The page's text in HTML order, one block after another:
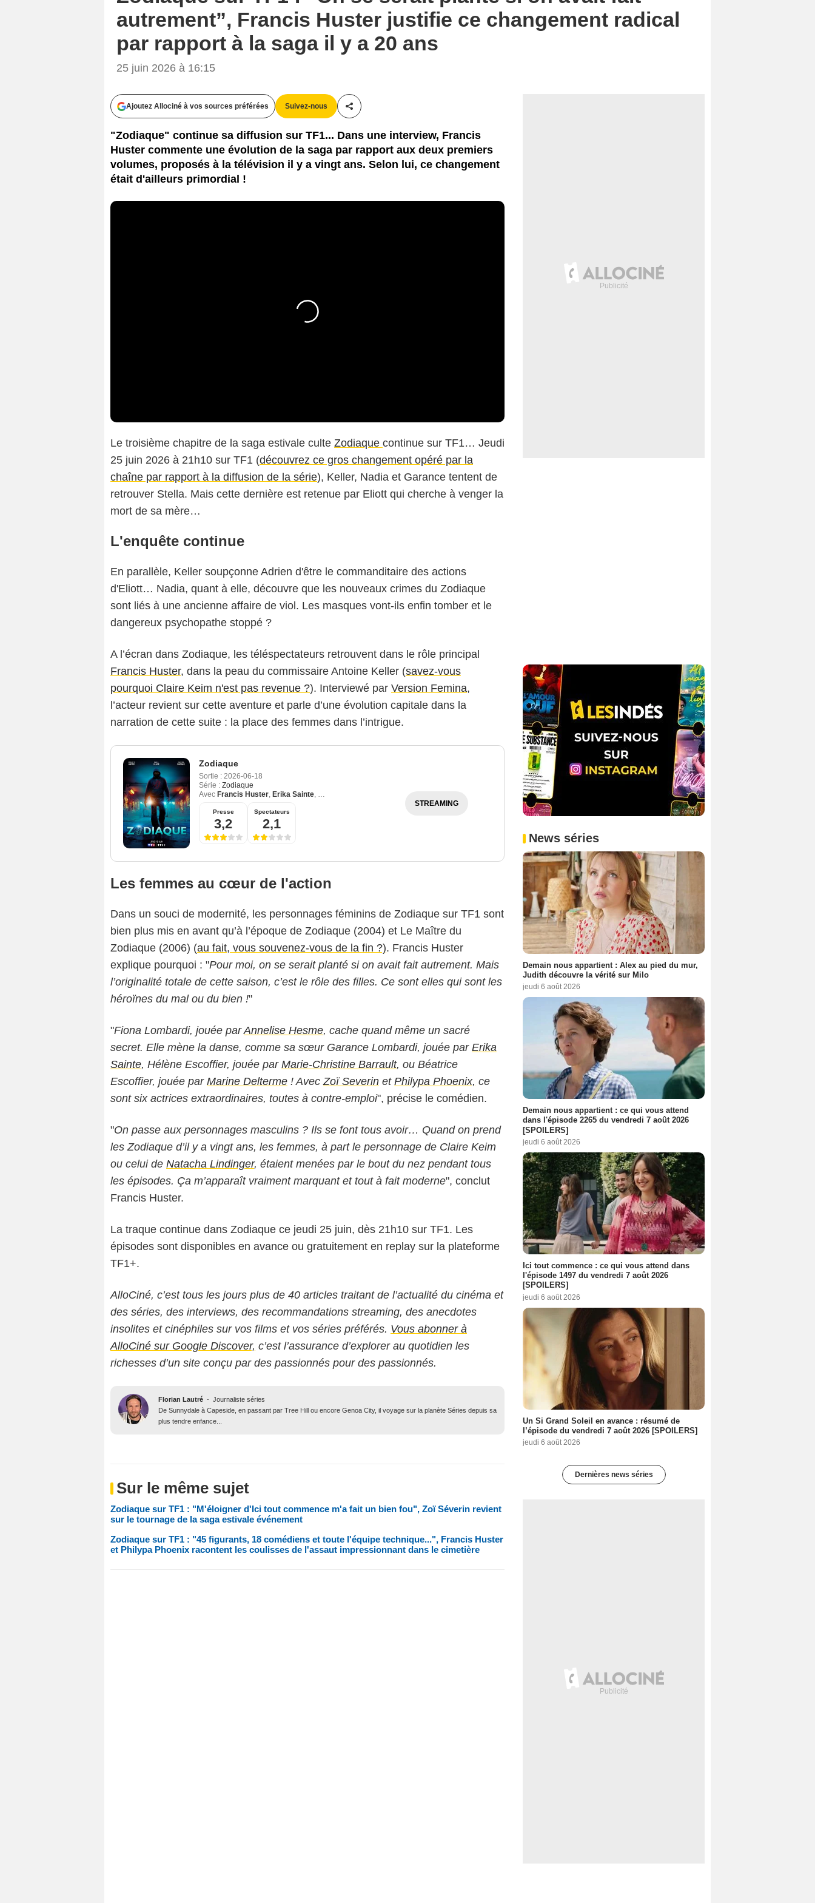
autrement”, Francis Huster justifie ce changement radical
par rapport à la saga il y a 20 ans
25 juin 2026 à 16:15
Ajoutez Allociné à vos sources préférées Suivez-nous
Partager cet article
"Zodiaque" continue sa diffusion sur TF1... Dans une interview, Francis
Huster commente une évolution de la saga par rapport aux deux premiers
volumes, proposés à la télévision il y a vingt ans. Selon lui, ce changement
était d'ailleurs primordial !
Le troisième chapitre de la saga estivale culte Zodiaque continue sur TF1… Jeudi
25 juin 2026 à 21h10 sur TF1 (découvrez ce gros changement opéré par la
chaîne par rapport à la diffusion de la série), Keller, Nadia et Garance tentent de
retrouver Stella. Mais cette dernière est retenue par Eliott qui cherche à venger la
mort de sa mère…
L'enquête continue
En parallèle, Keller soupçonne Adrien d'être le commanditaire des actions
d'Eliott… Nadia, quant à elle, découvre que les nouveaux crimes du Zodiaque
sont liés à une ancienne affaire de viol. Les masques vont-ils enfin tomber et le
dangereux psychopathe stoppé ?
A l’écran dans Zodiaque, les téléspectateurs retrouvent dans le rôle principal
Francis Huster, dans la peau du commissaire Antoine Keller (savez-vous
pourquoi Claire Keim n'est pas revenue ?). Interviewé par Version Femina,
l’acteur revient sur cette aventure et parle d’une évolution capitale dans la
narration de cette suite : la place des femmes dans l’intrigue.
Zodiaque
Sortie : 2026-06-18
Série : Zodiaque
Avec Francis Huster, Erika Sainte, Philypa Phoenix
Presse
3,2
Spectateurs
2,1
STREAMING
Les femmes au cœur de l'action
Dans un souci de modernité, les personnages féminins de Zodiaque sur TF1 sont
bien plus mis en avant qu’à l’époque de Zodiaque (2004) et Le Maître du
Zodiaque (2006) (au fait, vous souvenez-vous de la fin ?). Francis Huster
explique pourquoi : "Pour moi, on se serait planté si on avait fait autrement. Mais
l’originalité totale de cette saison, c’est le rôle des filles. Ce sont elles qui sont les
héroïnes du mal ou du bien !"
"Fiona Lombardi, jouée parAnnelise Hesme, cache quand même un sacré
secret. Elle mène la danse, comme sa sœur Garance Lombardi, jouée par Erika
Sainte, Hélène Escoffier, jouée par Marie-Christine Barrault, ou Béatrice
Escoffier, jouée par Marine Delterme ! AvecZoï Severin et Philypa Phoenix, ce
sont six actrices extraordinaires, toutes à contre-emploi", précise le comédien.
"On passe aux personnages masculins ? Ils se font tous avoir… Quand on prend
les Zodiaque d’il y a vingt ans, les femmes, à part le personnage de Claire Keim
ou celui de Natacha Lindinger, étaient menées par le bout du nez pendant tous
les épisodes. Ça m’apparaît vraiment marquant et tout à fait moderne", conclut
Francis Huster.
La traque continue dans Zodiaque ce jeudi 25 juin, dès 21h10 sur TF1. Les
épisodes sont disponibles en avance ou gratuitement en replay sur la plateforme
TF1+.
AlloCiné, c’est tous les jours plus de 40 articles traitant de l’actualité du cinéma et
des séries, des interviews, des recommandations streaming, des anecdotes
insolites et cinéphiles sur vos films et vos séries préférés. Vous abonner à
AlloCiné sur Google Discover, c’est l’assurance d’explorer au quotidien les
richesses d’un site conçu par des passionnés pour des passionnés.
Florian Lautré - Journaliste séries
De Sunnydale à Capeside, en passant par Tree Hill ou encore Genoa City, il voyage sur la planète Séries depuis sa
plus tendre enfance...
Sur le même sujet
Zodiaque sur TF1 : "M'éloigner d'Ici tout commence m'a fait un bien fou", Zoï Séverin revient
sur le tournage de la saga estivale événement
Zodiaque sur TF1 : "45 figurants, 18 comédiens et toute l'équipe technique...", Francis Huster
et Philypa Phoenix racontent les coulisses de l'assaut impressionnant dans le cimetière
News séries
Demain nous appartient : Alex au pied du mur,
Judith découvre la vérité sur Milo
jeudi 6 août 2026
Demain nous appartient : ce qui vous attend
dans l'épisode 2265 du vendredi 7 août 2026
[SPOILERS]
jeudi 6 août 2026
Ici tout commence : ce qui vous attend dans
l'épisode 1497 du vendredi 7 août 2026
[SPOILERS]
jeudi 6 août 2026
Un Si Grand Soleil en avance : résumé de
l’épisode du vendredi 7 août 2026 [SPOILERS]
jeudi 6 août 2026
Dernières news séries